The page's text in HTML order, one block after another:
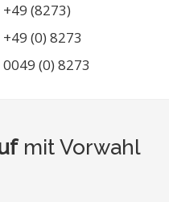
+49 (8273)
+49 (0) 8273
0049 (0) 8273
mit Vorwahl